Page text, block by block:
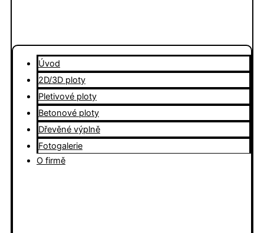
Úvod
2D/3D ploty
Pletivové ploty
Betonové ploty
Dřevěné výplně
Fotogalerie
O firmě